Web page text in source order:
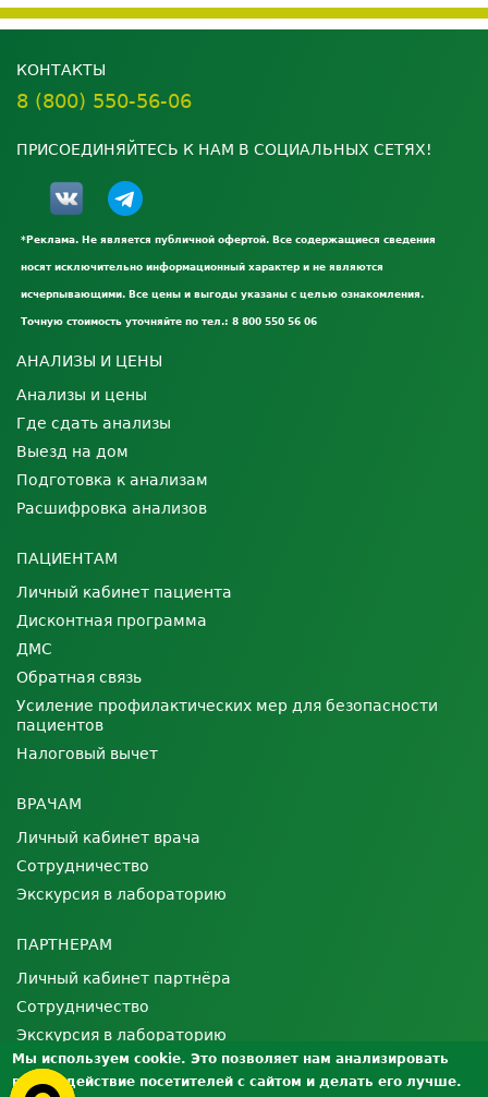
КОНТАКТЫ
8 (800) 550-56-06
ПРИСОЕДИНЯЙТЕСЬ К НАМ В СОЦИАЛЬНЫХ СЕТЯХ!
*Реклама. Не является публичной офертой. Все содержащиеся сведения
носят исключительно информационный характер и не являются
исчерпывающими. Все цены и выгоды указаны с целью ознакомления.
Точную стоимость уточняйте по тел.: 8 800 550 56 06
АНАЛИЗЫ И ЦЕНЫ
Анализы и цены
Где сдать анализы
Выезд на дом
Подготовка к анализам
Расшифровка анализов
ПАЦИЕНТАМ
Личный кабинет пациента
Дисконтная программа
ДМС
Обратная связь
Усиление профилактических мер для безопасности
пациентов
Налоговый вычет
ВРАЧАМ
Личный кабинет врача
Сотрудничество
Экскурсия в лабораторию
ПАРТНЕРАМ
Личный кабинет партнёра
Сотрудничество
Экскурсия в лабораторию
О ЛАБОРАТОРИИ
Мы используем cookie. Это позволяет нам анализировать
взаимодействие посетителей с сайтом и делать его лучше.